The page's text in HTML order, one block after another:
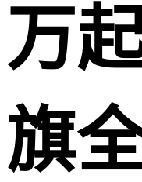
万
旗